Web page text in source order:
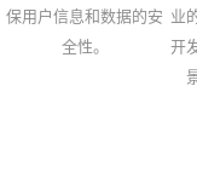
保用户信息和数据的安
全性。
业
开